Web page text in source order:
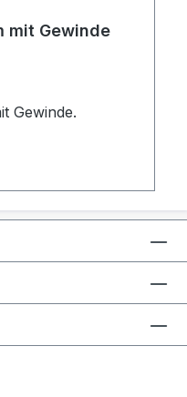
mit Gewinde
roh, 140 cm mit Gewinde.